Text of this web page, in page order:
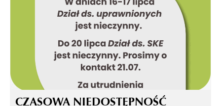
CZASOWA NIEDOSTĘPNOŚĆ